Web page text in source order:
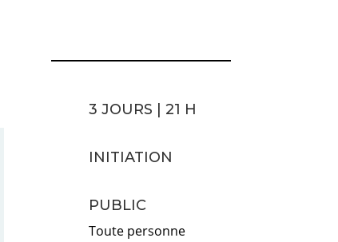
3 JOURS | 21 H
INITIATION
PUBLIC
Toute personne